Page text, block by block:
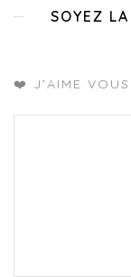
SOYEZ
❤️ J'AIME VOUS